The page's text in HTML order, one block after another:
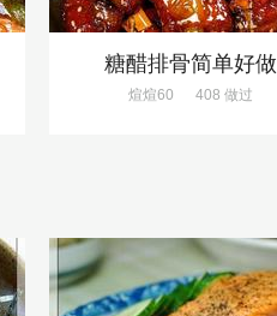
糖醋排骨简单好做
煊煊60 408 做过